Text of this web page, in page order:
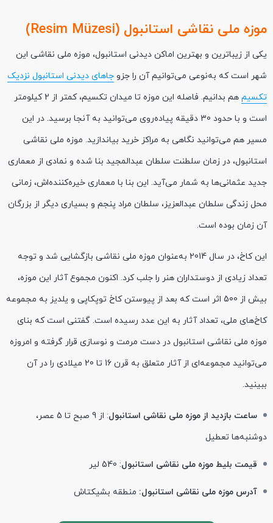
موزه ملی نقاشی استانبول (Resim Müzesi)
یکی از زیباترین و بهترین اماکن دیدنی استانبول، موزه ملی نقاشی این
شهر است که به‌نوعی می‌توانیم آن را جزو جاهای دیدنی استانبول نزدیک
تکسیم
هم بدانیم. فاصله این موزه تا میدان تکسیم، کمتر از 2 کیلومتر
است و با حدود 30 دقیقه پیاده‌روی می‌توانید به آنجا برسید. در این
مسیر هم می‌توانید نگاهی به مراکز خرید بیاندازید. موزه ملی نقاشی
استانبول، در زمان سلطنت سلطان عبدالمجید بنا شده و نمادی از معماری
جدید عثمانی‌ها به شمار می‌آید. این بنا با معماری خیره‌کننده‌اش، زمانی
محل زندگی سلطان عبدالعزیز، سلطان مراد پنجم و بسیاری دیگر از بزرگان
آن زمان بوده است.
این کاخ، در سال 2014 به‌عنوان موزه ملی نقاشی بازگشایی شد و توجه
تعداد زیادی از دوستداران هنر را جلب کرد. اکنون مجموع آثار این موزه،
بیش از 500 اثر است که بعد از پیوستن کاخ توپکاپی و یلدیز به مجموعه
کاخ‌های ملی، تعداد آثار به این عدد رسیده است. گفتنی است که بنای
موزه ملی نقاشی استانبول در دست مرمت و نوسازی قرار گرفته و امروزه
می‌توانید مجموعه‌ای از آثار متعلق به قرن 16 تا 20 میلادی را در آن
ببینید.
ساعت بازدید از موزه ملی نقاشی استانبول
: از 9 صبح تا 5 عصر،
دوشنبه‌ها تعطیل
قیمت بلیط موزه ملی نقاشی استانبول: 540 لیر
آدرس موزه ملی نقاشی استانبول: منطقه بشیکتاش